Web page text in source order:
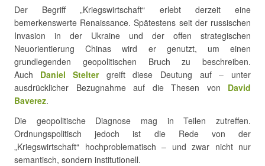
Der Begriff „Kriegswirtschaft“ erlebt derzeit eine
bemerkenswerte Renaissance. Spätestens seit der russischen
Invasion in der Ukraine und der offen strategischen
Neuorientierung Chinas wird er genutzt, um einen
grundlegenden geopolitischen Bruch zu beschreiben.
Auch Daniel Steltergreift diese Deutung auf – unter
ausdrücklicher Bezugnahme auf die Thesen von David
Baverez.
Die geopolitische Diagnose mag in Teilen zutreffen.
Ordnungspolitisch jedoch ist die Rede von der
„Kriegswirtschaft“ hochproblematisch – und zwar nicht nur
semantisch, sondern institutionell.